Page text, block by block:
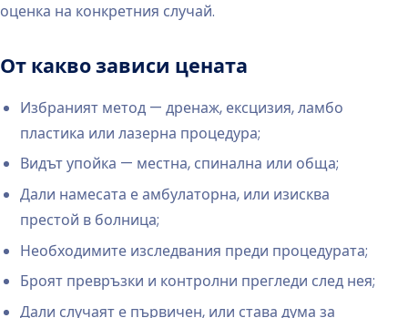
оценка на конкретния случай.
От какво зависи цената
Избраният метод — дренаж, ексцизия, ламбо
пластика или лазерна процедура;
Видът упойка — местна, спинална или обща;
Дали намесата е амбулаторна, или изисква
престой в болница;
Необходимите изследвания преди процедурата;
Броят превръзки и контролни прегледи след нея;
Дали случаят е първичен, или става дума за